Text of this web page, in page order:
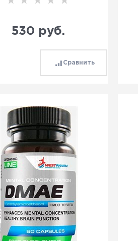
530 руб.
Сравнить